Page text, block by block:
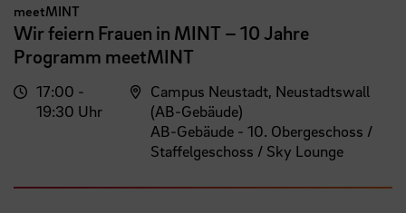
meetMINT
Wir feiern Frauen in MINT – 10 Jahre
Programm meetMINT
17:00 -
19:30 Uhr
Campus Neustadt, Neustadtswall
(AB-Gebäude)
AB-Gebäude - 10. Obergeschoss /
Staffelgeschoss / Sky Lounge